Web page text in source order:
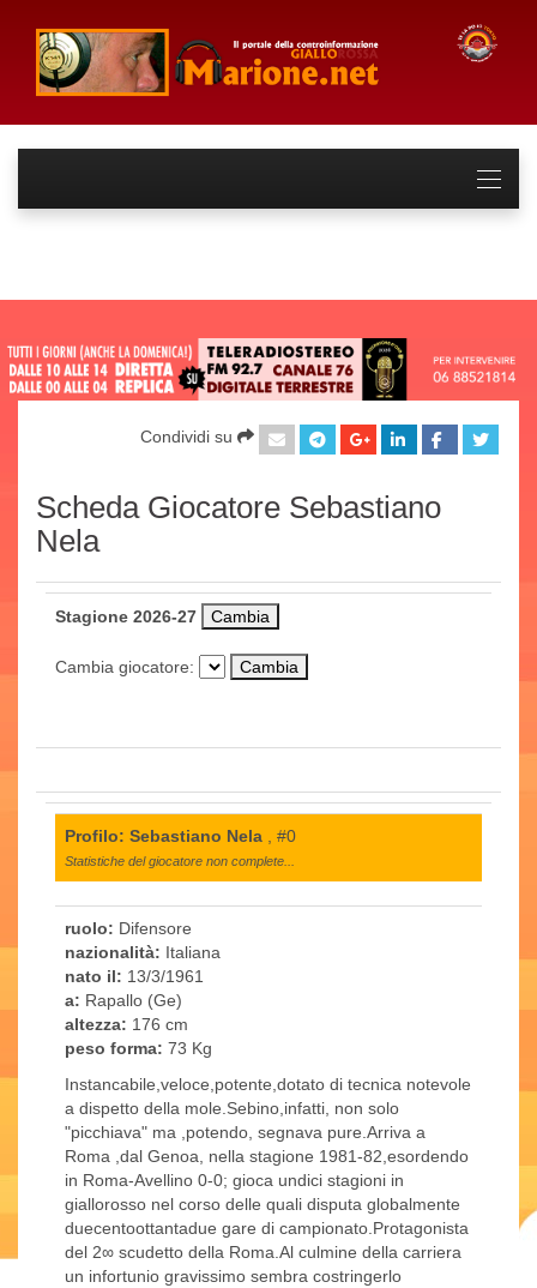
Condividi su
Scheda Giocatore Sebastiano
Nela
Stagione 2026-27
Cambia giocatore:
Profilo: Sebastiano Nela , #0
Statistiche del giocatore non complete...
ruolo: Difensore
nazionalità: Italiana
nato il: 13/3/1961
a: Rapallo (Ge)
altezza: 176 cm
peso forma: 73 Kg
Instancabile,veloce,potente,dotato di tecnica notevole
a dispetto della mole.Sebino,infatti, non solo
"picchiava" ma ,potendo, segnava pure.Arriva a
Roma ,dal Genoa, nella stagione 1981-82,esordendo
in Roma-Avellino 0-0; gioca undici stagioni in
giallorosso nel corso delle quali disputa globalmente
duecentoottantadue gare di campionato.Protagonista
del 2∞ scudetto della Roma.Al culmine della carriera
un infortunio gravissimo sembra costringerlo